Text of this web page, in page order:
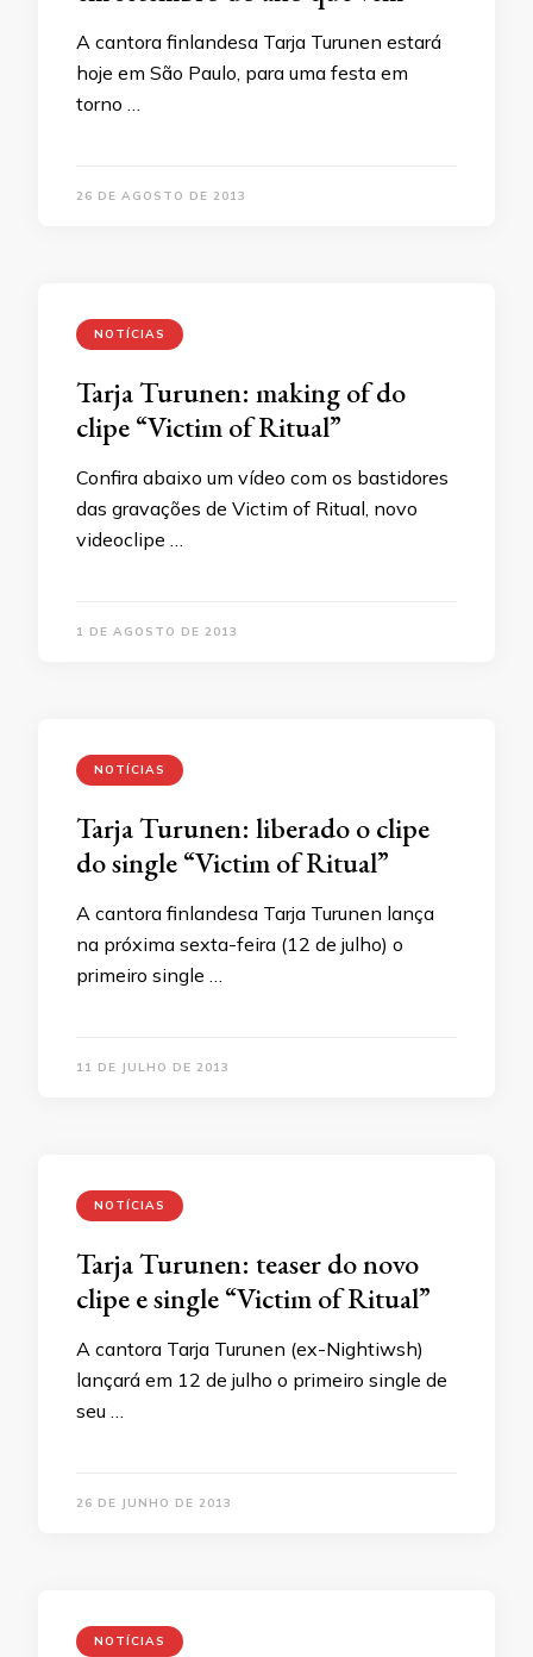
A cantora finlandesa Tarja Turunen estará
hoje em São Paulo, para uma festa em
torno …
26 DE AGOSTO DE 2013
NOTÍCIAS
Tarja Turunen: making of do
clipe “Victim of Ritual”
Confira abaixo um vídeo com os bastidores
das gravações de Victim of Ritual, novo
videoclipe …
1 DE AGOSTO DE 2013
NOTÍCIAS
Tarja Turunen: liberado o clipe
do single “Victim of Ritual”
A cantora finlandesa Tarja Turunen lança
na próxima sexta-feira (12 de julho) o
primeiro single …
11 DE JULHO DE 2013
NOTÍCIAS
Tarja Turunen: teaser do novo
clipe e single “Victim of Ritual”
A cantora Tarja Turunen (ex-Nightiwsh)
lançará em 12 de julho o primeiro single de
seu …
26 DE JUNHO DE 2013
NOTÍCIAS